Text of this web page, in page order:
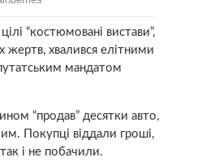
“костюмовані вистави”,
хвалився елітними
мандатом
“продав” десятки авто,
Покупці віддали гроші,
і не побачили.